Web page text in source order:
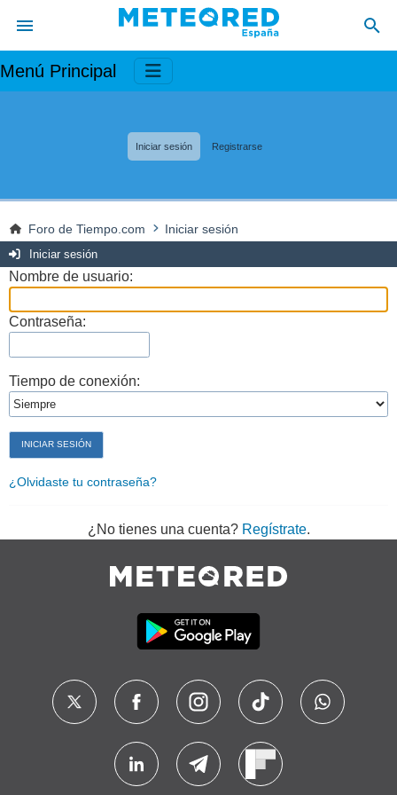
Menú Principal
Iniciar sesión Registrarse
Foro de Tiempo.com Iniciar sesión
Iniciar sesión
Nombre de usuario:
Contraseña:
Tiempo de conexión:
¿Olvidaste tu contraseña?
¿No tienes una cuenta? Regístrate.